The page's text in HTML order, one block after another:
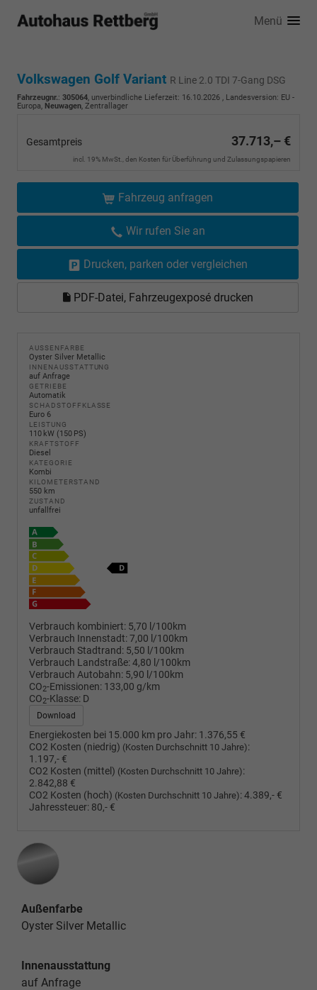
Menü
Volkswagen Golf Variant R Line 2.0 TDI 7-Gang DSG
Fahrzeugnr.: 305064, unverbindliche Lieferzeit: 16.10.2026 , Landesversion: EU -
Europa, Neuwagen, Zentrallager
Gesamtpreis 37.713,– €
incl. 19% MwSt., den Kosten für Überführung und Zulassungspapieren
Fahrzeug anfragen
Wir rufen Sie an
Drucken, parken oder vergleichen
PDF-Datei, Fahrzeugexposé drucken
AUSSENFARBE
Oyster Silver Metallic
INNENAUSSTATTUNG
auf Anfrage
GETRIEBE
Automatik
SCHADSTOFFKLASSE
Euro 6
LEISTUNG
110 kW (150 PS)
KRAFTSTOFF
Diesel
KATEGORIE
Kombi
KILOMETERSTAND
550 km
ZUSTAND
unfallfrei
Verbrauch kombiniert: 5,70 l/100km
Verbrauch Innenstadt:7,00 l/100km
Verbrauch Stadtrand: 5,50 l/100km
Verbrauch Landstraße:4,80 l/100km
Verbrauch Autobahn: 5,90 l/100km
CO2-Emissionen: 133,00 g/km
CO2-Klasse: D
Download
Energiekosten bei 15.000 km pro Jahr: 1.376,55 €
CO2 Kosten (niedrig) (Kosten Durchschnitt 10 Jahre):
1.197,- €
CO2 Kosten (mittel) (Kosten Durchschnitt 10 Jahre):
2.842,88 €
CO2 Kosten (hoch) (Kosten Durchschnitt 10 Jahre):4.389,- €
Jahressteuer: 80,- €
Außenfarbe
Oyster Silver Metallic
Innenausstattung
auf Anfrage